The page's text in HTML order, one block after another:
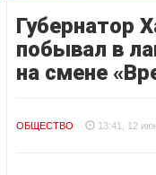
Губернатор
побывал в
на смене
ОБЩЕСТВО 13:41, 12